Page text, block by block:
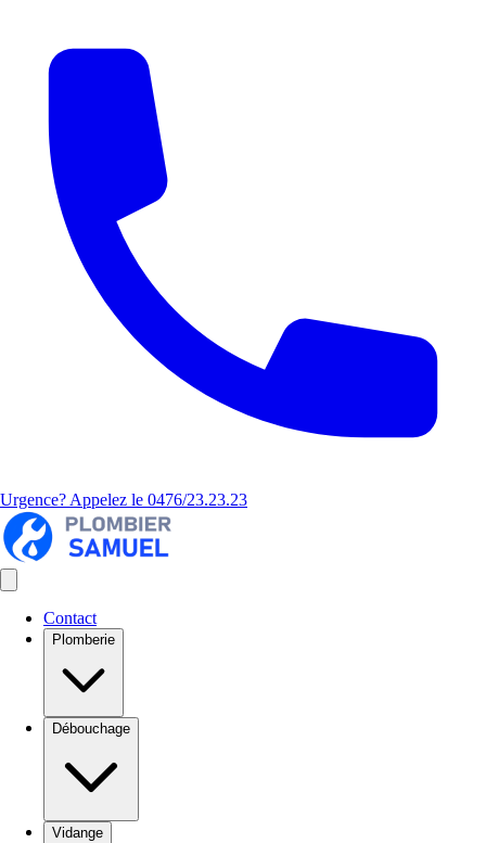
Urgence? Appelez le 0476/23.23.23
Contact
Plomberie
Débouchage
Vidange